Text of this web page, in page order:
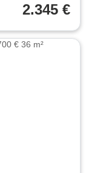
2.345 €